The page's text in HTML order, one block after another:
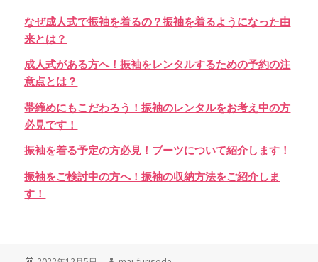
なぜ成人式で振袖を着るの？振袖を着るようになった由
来とは？
成人式がある方へ！振袖をレンタルするための予約の注
意点とは？
帯締めにもこだわろう！振袖のレンタルをお考え中の方
必見です！
振袖を着る予定の方必見！ブーツについて紹介します！
振袖をご検討中の方へ！振袖の収納方法をご紹介しま
す！